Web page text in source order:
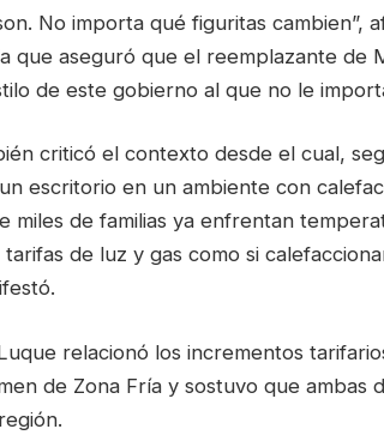
No importa qué figuritas cambien”,
que aseguró que el reemplazante de
de este gobierno al que no le
criticó el contexto desde el cual,
escritorio en un ambiente con
miles de familias ya enfrentan
de luz y gas como si
relacionó los incrementos
de Zona Fría y sostuvo que ambas